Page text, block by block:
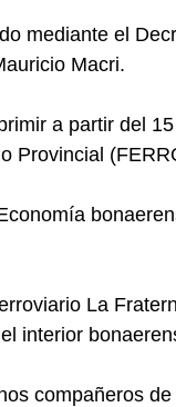
mediante el
Macri.
a partir del
Provincial
La
interior
compañeros